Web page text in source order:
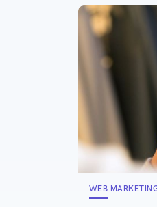
strategie
WEB